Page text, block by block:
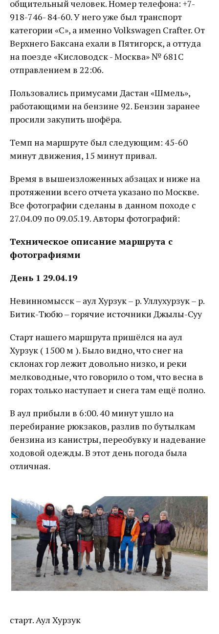
общительный человек. Номер телефона: +7-
918-746- 84-60. У него уже был транспорт
категории «С», а именно Volkswagen Crafter. От
Верхнего Баксана ехали в Пятигорск, а оттуда
на поезде «Кисловодск - Москва» № 681С
отправлением в 22:06.
Пользовались примусами Дастан «Шмель»,
работающими на бензине 92. Бензин заранее
просили закупить шофёра.
Темп на маршруте был следующим: 45-60
минут движения, 15 минут привал.
Время в вышеизложенных абзацах и ниже на
протяжении всего отчета указано по Москве.
Все фотографии сделаны в данном походе с
27.04.09 по 09.05.19. Авторы фотографий:
Техническое описание маршрута с
фотографиями
День 1 29.04.19
Невинномысск – аул Хурзук – р. Уллухурзук – р.
Битик-Тюбю – горячие источники Джылы-Суу
Старт нашего маршрута пришёлся на аул
Хурзук ( 1500 м ). Было видно, что снег на
склонах гор лежит довольно низко, и реки
мелководные, что говорило о том, что весна в
горах только наступает и снега там ещё полно.
В аул прибыли в 6:00. 40 минут ушло на
перебирание рюкзаков, разлив по бутылкам
бензина из канистры, переобувку и надевание
ходовой одежды. В этот день погода была
отличная.
старт. Аул Хурзук